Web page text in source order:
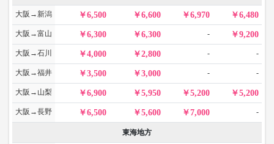
大阪→新潟 6,500 6,600 6,970 6,480
大阪→富山 6,300 6,300 - 9,200
大阪→石川 4,000 2,800 - -
大阪→福井 3,500 3,000 - -
大阪→山梨 6,900 5,950 5,200 5,200
大阪→長野 6,500 5,600 7,000 -
東海地方